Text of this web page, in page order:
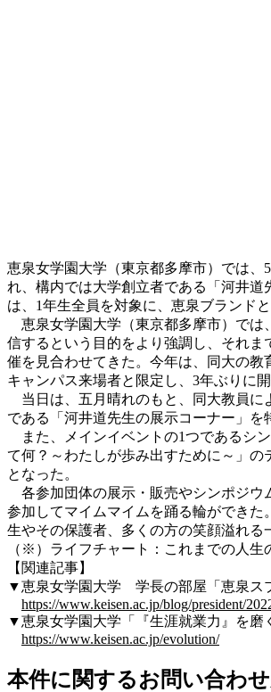
恵泉女学園大学（東京都多摩市）では
れ、構内では大学創立者である「河井
は、1年生全員を対象に、恵泉ブランド
恵泉女学園大学（東京都多摩市）では
信するという目的をより強調し、それ
催を見合わせてきた。今年は、同大の
キャンパス来場者と限定し、3年ぶりに
当日は、五月晴れのもと、同大教員に
である「河井道先生の展示コーナー」を
また、メインイベントの1つであるシ
て何？～わたしが歩み出すために～」
となった。
各参加団体の展示・販売やシンポジウ
参加してマイムマイムを踊る輪ができ
生やその保護者、多くの方の笑顔溢れる
（※）ライフチャート：これまでの人
【関連記事】
▼恵泉女学園大学 学長の部屋「恵泉ス
https://www.keisen.ac.jp/blog/president/
▼恵泉女学園大学「『生涯就業力』を磨
https://www.keisen.ac.jp/evolution/
本件に関するお問い合わ